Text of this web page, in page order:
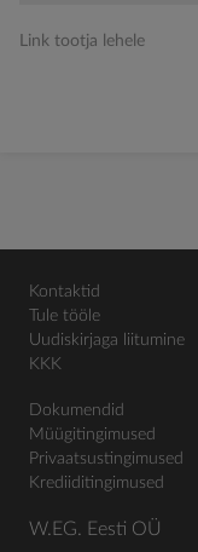
Link tootja lehele
Kontaktid
Tule tööle
Uudiskirjaga liitumine
KKK
Dokumendid
Müügitingimused
Privaatsustingimused
Krediiditingimused
W.EG. Eesti OÜ